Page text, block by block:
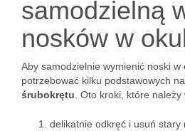
samodzielną
nosków w
Aby samodzielnie wymienić noski
potrzebować kilku podstawowych
śrubokrętu . Oto kroki, które
delikatnie odkręć i usuń stary